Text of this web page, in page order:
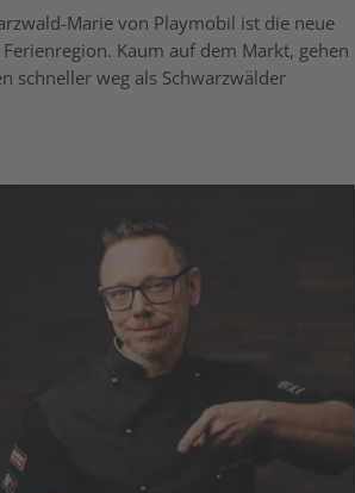
Marie von Playmobil ist die neue
Kaum auf dem Markt, gehen
schneller weg als Schwarzwälder